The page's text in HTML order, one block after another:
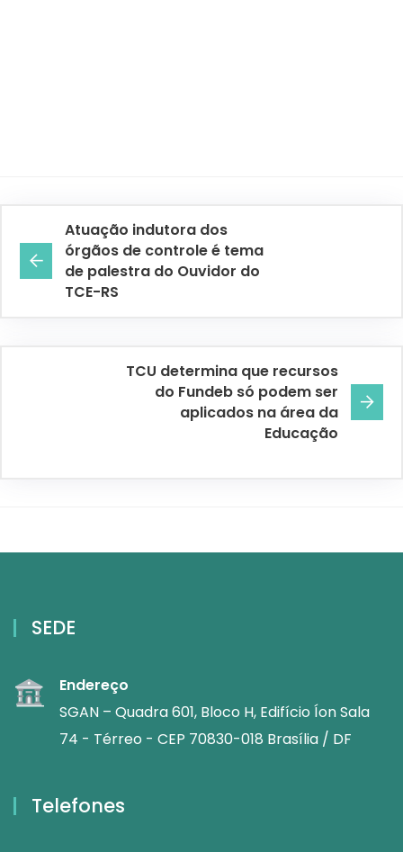
Atuação indutora dos
órgãos de controle é tema
de palestra do Ouvidor do
TCE-RS
TCU determina que recursos
do Fundeb só podem ser
aplicados na área da
Educação
SEDE
Endereço
SGAN – Quadra 601, Bloco H, Edifício Íon Sala
74 - Térreo - CEP 70830-018 Brasília / DF
Telefones